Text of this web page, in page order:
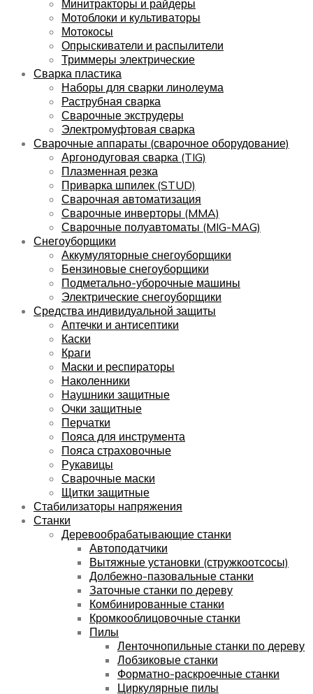
Минитракторы и райдеры
Мотоблоки и культиваторы
Мотокосы
Опрыскиватели и распылители
Триммеры электрические
Сварка пластика
Наборы для сварки линолеума
Раструбная сварка
Сварочные экструдеры
Электромуфтовая сварка
Сварочные аппараты (сварочное оборудование)
Аргонодуговая сварка (TIG)
Плазменная резка
Приварка шпилек (STUD)
Сварочная автоматизация
Сварочные инверторы (MMA)
Сварочные полуавтоматы (MIG-MAG)
Снегоуборщики
Аккумуляторные снегоуборщики
Бензиновые снегоуборщики
Подметально-уборочные машины
Электрические снегоуборщики
Средства индивидуальной защиты
Аптечки и антисептики
Каски
Краги
Маски и респираторы
Наколенники
Наушники защитные
Очки защитные
Перчатки
Пояса для инструмента
Пояса страховочные
Рукавицы
Сварочные маски
Щитки защитные
Стабилизаторы напряжения
Станки
Деревообрабатывающие станки
Автоподатчики
Вытяжные установки (стружкоотсосы)
Долбежно-пазовальные станки
Заточные станки по дереву
Комбинированные станки
Кромкооблицовочные станки
Пилы
Ленточнопильные станки по дереву
Лобзиковые станки
Форматно-раскроечные станки
Циркулярные пилы